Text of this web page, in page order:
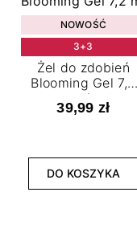
NOWOŚĆ
3+3
Żel do zdobień
Blooming Gel 7,2
ml
39,99 zł
DO KOSZYKA